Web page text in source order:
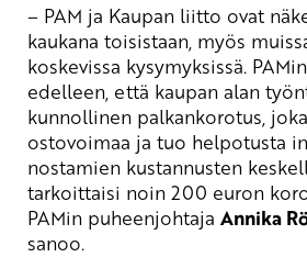
– PAM ja Kaupan liitto ovat
kaukana toisistaan, myös
koskevissa kysymyksissä.
edelleen, että kaupan alan
kunnollinen palkankorotus,
ostovoimaa ja tuo helpotusta
nostamien kustannusten
tarkoittaisi noin 200 euron
PAMin puheenjohtaja Annika
sanoo.